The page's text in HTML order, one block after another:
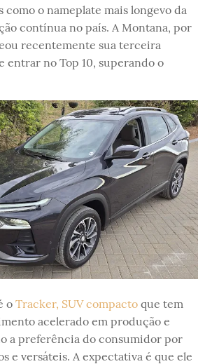
como o nameplate mais longevo da
contínua no país. A Montana, por
recentemente sua terceira
entrar no Top 10, superando o
o Tracker, SUV compacto que tem
acelerado em produção e
a preferência do consumidor por
e versáteis. A expectativa é que ele